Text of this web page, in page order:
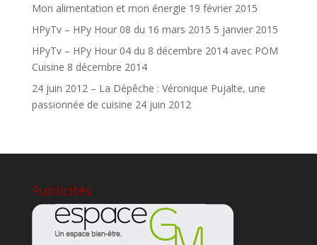
Mon alimentation et mon énergie 19 février 2015
HPyTv – HPy Hour 08 du 16 mars 2015 5 janvier 2015
HPyTv – HPy Hour 04 du 8 décembre 2014 avec POM
Cuisine 8 décembre 2014
24 juin 2012 – La Dépêche : Véronique Pujalte, une
passionnée de cuisine 24 juin 2012
Publicités